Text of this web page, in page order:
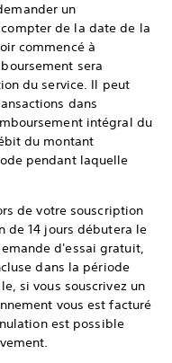
un
de la date de la
commencé à
sera
du service. Il peut
dans
intégral du
du montant
pendant laquelle
de votre souscription
de 14 jours débutera le
d'essai gratuit,
dans la période
si vous souscrivez un
vous est facturé
est possible